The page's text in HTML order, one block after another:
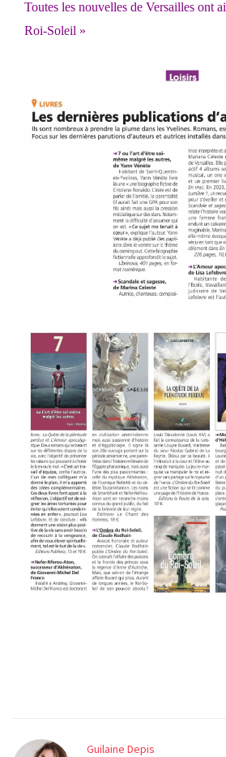
Toutes les nouvelles de Versailles ont
Roi-Soleil »
Guilaine Depis